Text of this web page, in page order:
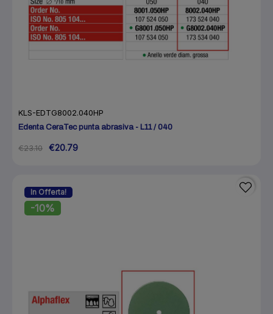
KLS-EDTG8002.040HP
Edenta CeraTec punta abrasiva - L11 / 040
€23.10 €20.79
In Offerta!
-10%